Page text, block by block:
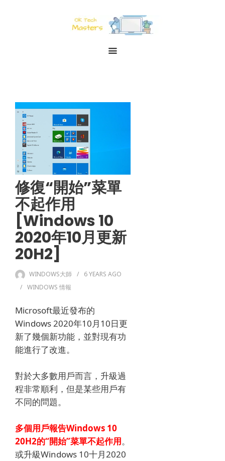
修復“開始”菜單
不起作用
[Windows 10
2020年10月更新
20H2]
WINDOWS大師 6 YEARS AGO
WINDOWS 情報
Microsoft最近發布的
Windows 2020年10月10日更
新了幾個新功能，並對現有功
能進行了改進。
對於大多數用戶而言，升級過
程非常順利，但是某些用戶有
不同的問題。
多個用戶報告Windows 10
20H2的“開始”菜單不起作用。
或升級Windows 10十月2020